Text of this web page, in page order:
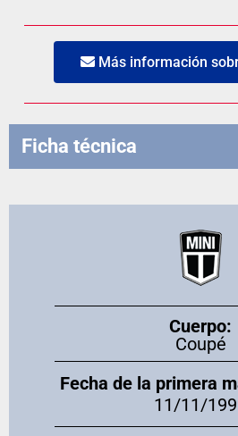
Más información
Ficha técnica
Cuerpo:
Coupé
Fecha de la primera
11/11/